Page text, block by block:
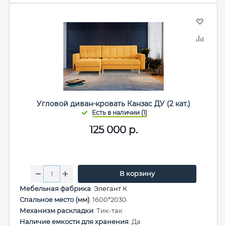
Угловой диван-кровать Канзас ДУ (2 кат.)
125 000 р.
В корзину
Мебельная фабрика: Элегант К
Спальное место (мм): 1600*2030
Механизм раскладки: Тик-так
Наличие емкости для хранения: Да